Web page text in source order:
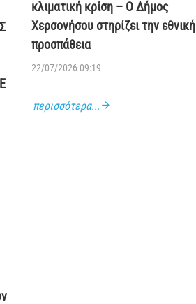
κλιματική κρίση – Ο Δήμος
Χερσονήσου στηρίζει την εθνική
προσπάθεια
22/07/2026 09:19
περισσότερα...